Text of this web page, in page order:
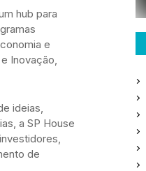
hub para
e
Inovação,
ideias,
a SP House
de